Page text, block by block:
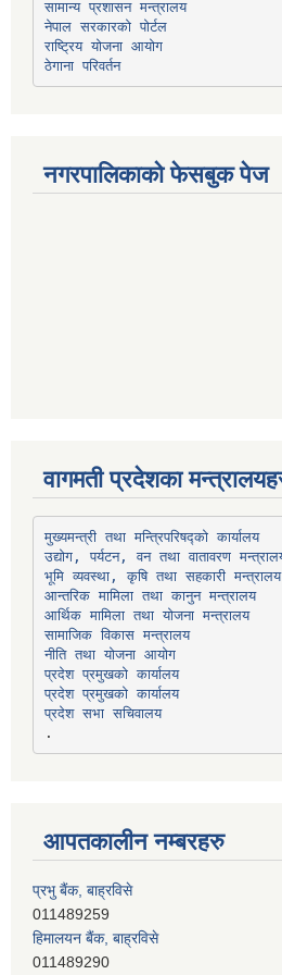
सामान्य प्रशासन मन्त्रालय
नेपाल सरकारको पोर्टल
राष्ट्रिय योजना आयोग
ठेगाना परिवर्तन
नगरपालिकाको फेसबुक पेज
वागमती प्रदेशका
मुख्यमन्त्री तथा मन्त्रिपरिषद्को कार्यालय
उद्योग, पर्यटन, वन तथा वातावरण
भूमि व्यवस्था, कृषि तथा सहकारी मन्त्रालय
आन्तरिक मामिला तथा कानुन मन्त्रालय
आर्थिक मामिला तथा योजना मन्त्रालय
सामाजिक विकास मन्त्रालय
नीति तथा योजना आयोग
प्रदेश प्रमुखको कार्यालय
प्रदेश प्रमुखको कार्यालय
प्रदेश सभा सचिवालय
आपतकालीन नम्बरहरु
प्रभु बैंक, बाह्रविसे
011489259
हिमालयन बैंक, बाह्रविसे
011489290
लक्ष्मी बैंक, चाैतारा